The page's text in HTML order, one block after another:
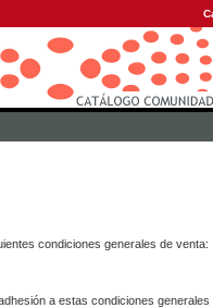
condiciones generales de venta:
a estas condiciones